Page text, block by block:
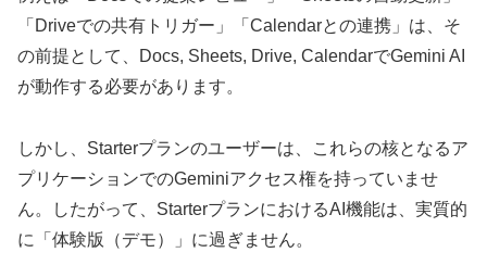
「Driveでの共有トリガー」「Calendarとの連携」は、そ
の前提として、Docs, Sheets, Drive, CalendarでGemini AI
が動作する必要があります。
しかし、Starterプランのユーザーは、これらの核となるア
プリケーションでのGeminiアクセス権を持っていませ
ん。したがって、StarterプランにおけるAI機能は、実質的
に「体験版（デモ）」に過ぎません。